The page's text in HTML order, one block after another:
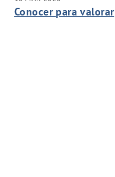
Conocer para valorar